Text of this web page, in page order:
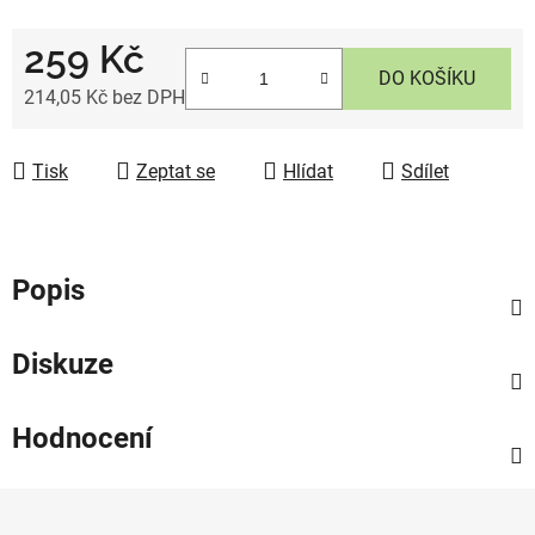
259 Kč
214,05 Kč bez DPH
DO KOŠÍKU
Tisk Zeptat se Hlídat Sdílet
Popis
Diskuze
Hodnocení